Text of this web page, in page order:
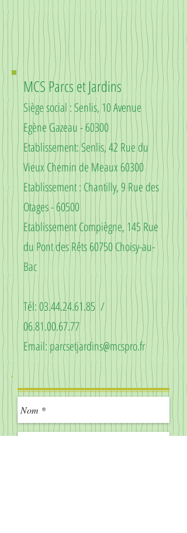
MCS Parcs et Jardins
Siège social : Senlis, 10 Avenue
Egène Gazeau - 60300
Etablissement: Senlis, 42 Rue du
Vieux Chemin de Meaux 60300
Etablissement : Chantilly, 9 Rue des
Otages - 60500
Etablissement Compiègne, 145 Rue
du Pont des Rêts 60750 Choisy-au-
Bac
Tél:03.44.24.61.85 /
06.81.00.67.77
Email: parcsetjardins@mcspro.fr